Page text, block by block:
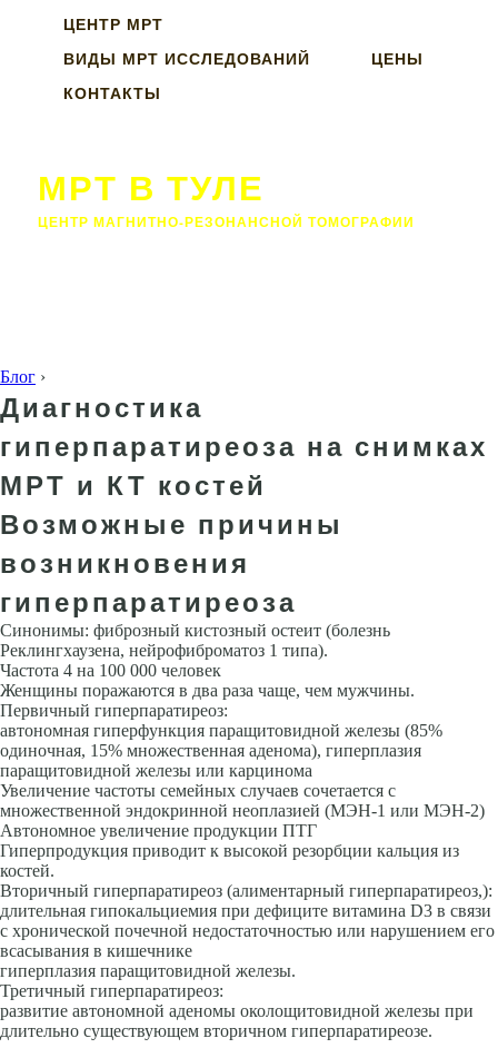
ЦЕНТР МРТ
ВИДЫ МРТ ИССЛЕДОВАНИЙ
ЦЕНЫ
КОНТАКТЫ
МРТ В ТУЛЕ
ЦЕНТР МАГНИТНО-РЕЗОНАНСНОЙ ТОМОГРАФИИ
Блог ›
Диагностика
гиперпаратиреоза на снимках
МРТ и КТ костей
Возможные причины
возникновения
гиперпаратиреоза
Синонимы: фиброзный кистозный остеит (болезнь
Реклингхаузена, нейрофиброматоз 1 типа).
Частота 4 на 100 000 человек
Женщины поражаются в два раза чаще, чем мужчины.
Первичный гиперпаратиреоз:
автономная гиперфункция паращитовидной железы (85%
одиночная, 15% множественная аденома), гиперплазия
паращитовидной железы или карцинома
Увеличение частоты семейных случаев сочетается с
множественной эндокринной неоплазией (МЭН-1 или МЭН-2)
Автономное увеличение продукции ПТГ
Гиперпродукция приводит к высокой резорбции кальция из
костей.
Вторичный гиперпаратиреоз (алиментарный гиперпаратиреоз,):
длительная гипокальциемия при дефиците витамина D3 в связи
с хронической почечной недостаточностью или нарушением его
всасывания в кишечнике
гиперплазия паращитовидной железы.
Третичный гиперпаратиреоз:
развитие автономной аденомы околощитовидной железы при
длительно существующем вторичном гиперпаратиреозе.